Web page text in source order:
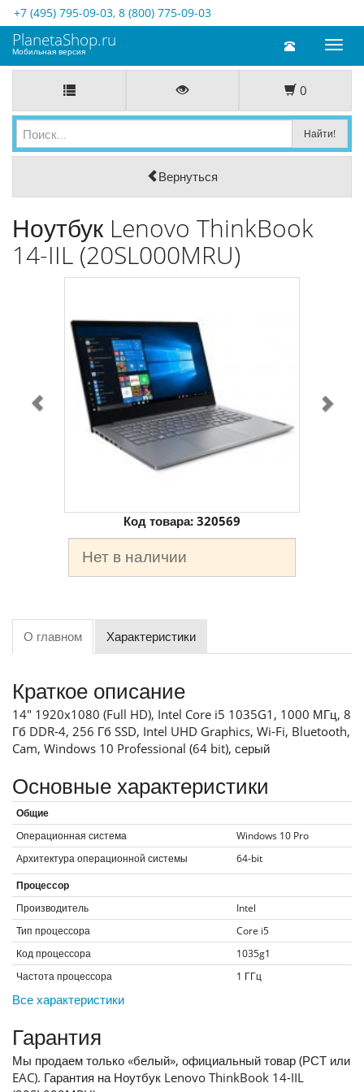
+7 (495) 795-09-03, 8 (800) 775-09-03
Toggle
PlanetaShop.ru
Мобильная версия
0
Вернуться
Ноутбук Lenovo ThinkBook
14-IIL (20SL000MRU)
Код товара: 320569
Нет в наличии
О главном Характеристики
Краткое описание
14" 1920x1080 (Full HD), Intel Core i5 1035G1, 1000 МГц, 8
Гб DDR-4, 256 Гб SSD, Intel UHD Graphics, Wi-Fi, Bluetooth,
Cam, Windows 10 Professional (64 bit), серый
Основные характеристики
Общие
Операционная система
Windows 10 Pro
Архитектура операционной системы
64-bit
Процессор
Производитель
Intel
Тип процессора
Core i5
Код процессора
1035g1
Частота процессора
1 ГГц
Все характеристики
Гарантия
Мы продаем только «белый», официальный товар (РСТ или
EAC). Гарантия на Ноутбук Lenovo ThinkBook 14-IIL